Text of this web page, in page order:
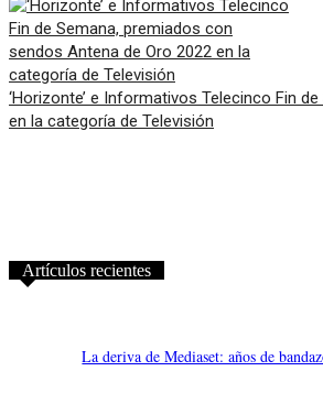
‘Horizonte’ e Informativos Telecinco Fin
en la categoría de Televisión
Artículos recientes
La deriva de Mediaset: años de